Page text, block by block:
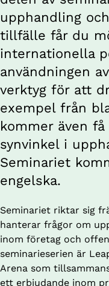
upphandling
tillfälle får du
internationella
användningen
verktyg för att
exempel från
kommer även
synvinkel i
Seminariet
engelska.
Seminariet riktar sig
hanterar frågor om
inom företag och
seminarieserien är
Arena som
ett erbjudande inom